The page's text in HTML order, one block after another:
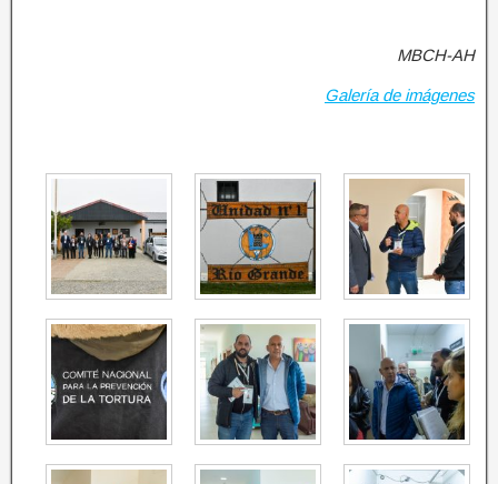
MBCH-AH
Galería de imágenes